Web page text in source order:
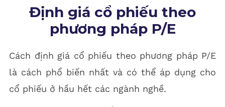
Định giá cổ phiếu theo
phương pháp P/E
Cách định giá cổ phiếu theo phương pháp P/E
là cách phổ biến nhất và có thể áp dụng cho
cổ phiếu ở hầu hết các ngành nghề.